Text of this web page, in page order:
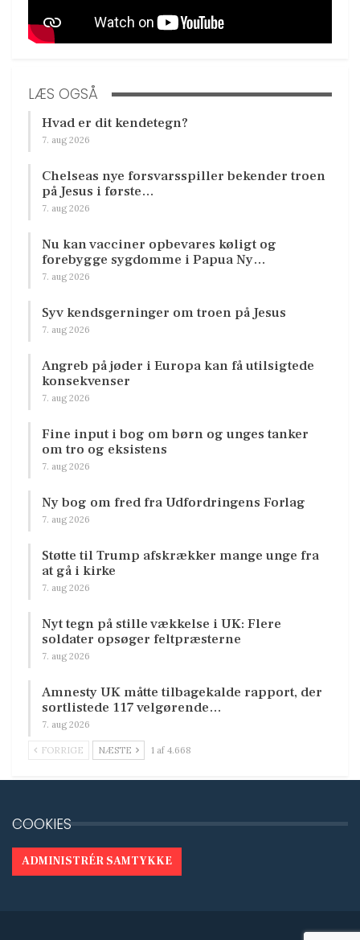
LÆS OGSÅ
Hvad er dit kendetegn?
7. aug 2026
Chelseas nye forsvarsspiller bekender troen
på Jesus i første…
7. aug 2026
Nu kan vacciner opbevares køligt og
forebygge sygdomme i Papua Ny…
7. aug 2026
Syv kendsgerninger om troen på Jesus
7. aug 2026
Angreb på jøder i Europa kan få utilsigtede
konsekvenser
7. aug 2026
Fine input i bog om børn og unges tanker
om tro og eksistens
7. aug 2026
Ny bog om fred fra Udfordringens Forlag
7. aug 2026
Støtte til Trump afskrækker mange unge fra
at gå i kirke
7. aug 2026
Nyt tegn på stille vækkelse i UK: Flere
soldater opsøger feltpræsterne
7. aug 2026
Amnesty UK måtte tilbagekalde rapport, der
sortlistede 117 velgørende…
7. aug 2026
FORRIGE NÆSTE 1 af 4.668
COOKIES
ADMINISTRÉR SAMTYKKE